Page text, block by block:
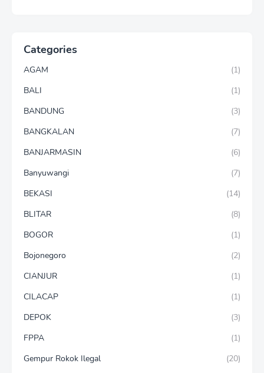
Categories
AGAM
(1)
BALI
(1)
BANDUNG
(3)
BANGKALAN
(7)
BANJARMASIN
(6)
Banyuwangi
(7)
BEKASI
(14)
BLITAR
(8)
BOGOR
(1)
Bojonegoro
(2)
CIANJUR
(1)
CILACAP
(1)
DEPOK
(3)
FPPA
(1)
Gempur Rokok Ilegal
(20)